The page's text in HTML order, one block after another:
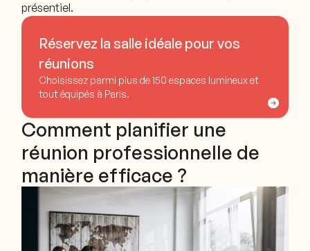
présentiel.
Réservez la salle idéale pour vos
réunions
Choisissez parmi plus de 150 espaces lumineux et
tout équipés à Paris.
Comment planifier une
réunion professionnelle de
manière efficace ?